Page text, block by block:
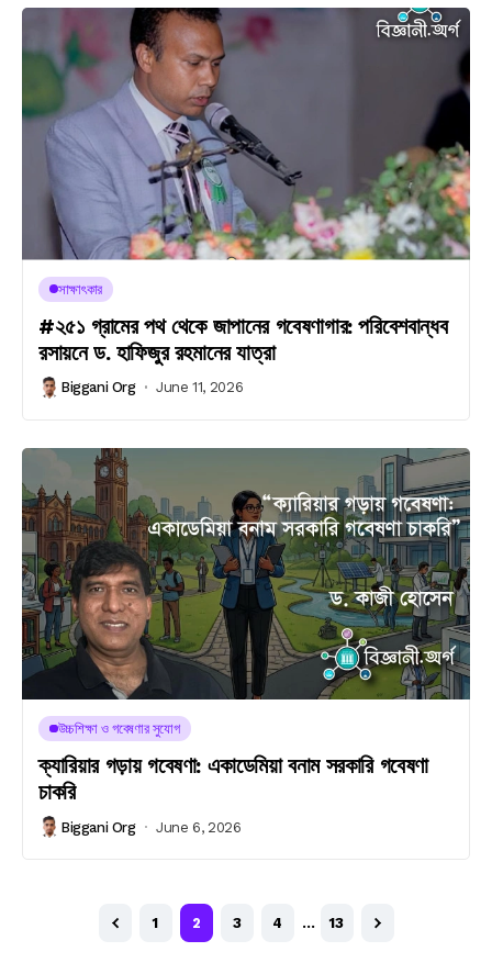
সাক্ষাৎকার
#২৫১ গ্রামের পথ থেকে জাপানের গবেষণাগার: পরিবেশবান্ধব
রসায়নে ড. হাফিজুর রহমানের যাত্রা
Biggani Org June 11, 2026
উচ্চশিক্ষা ও গবেষণার সুযোগ
ক্যারিয়ার গড়ায় গবেষণা: একাডেমিয়া বনাম সরকারি গবেষণা
চাকরি
Biggani Org June 6, 2026
1 2 3 4 … 13